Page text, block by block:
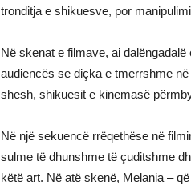
tronditja e shikuesve, por
Në skenat e filmave, ai
audiencës se diçka e tmerrshme
shesh, shikuesit e kinemasë
Në një sekuencë rrëqethëse në
sulme të dhunshme të çuditshme
këtë art. Në atë skenë, Melania –